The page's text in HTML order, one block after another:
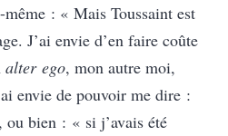
même : « Mais Toussaint est
J’ai envie d’en faire coûte
alter ego, mon autre moi,
envie de pouvoir me dire :
ou bien : « si j’avais été